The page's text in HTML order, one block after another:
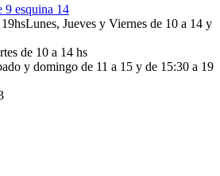
9 esquina 14
Lunes, Jueves y Viernes de 10 a 14 y
de 10 a 14 hs
y domingo de 11 a 15 y de 15:30 a 19